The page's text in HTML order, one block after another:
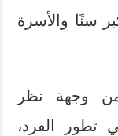
سنًا والأسرة
وجهة نظر
تطور الفرد،